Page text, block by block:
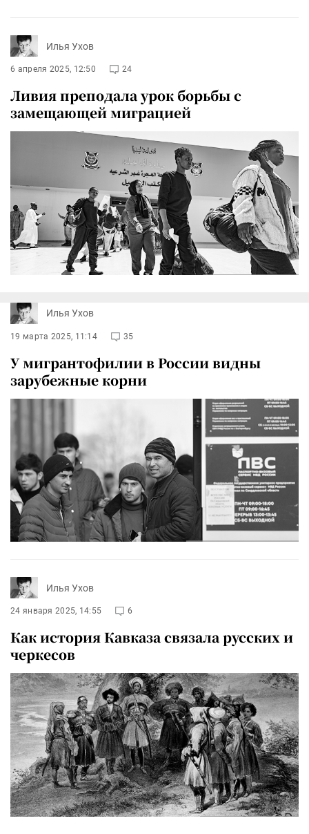
Илья Ухов
6 апреля 2025, 12:50 24
Ливия преподала урок борьбы с
замещающей миграцией
Илья Ухов
19 марта 2025, 11:14 35
У мигрантофилии в России видны
зарубежные корни
Илья Ухов
24 января 2025, 14:55 6
Как история Кавказа связала русских и
черкесов